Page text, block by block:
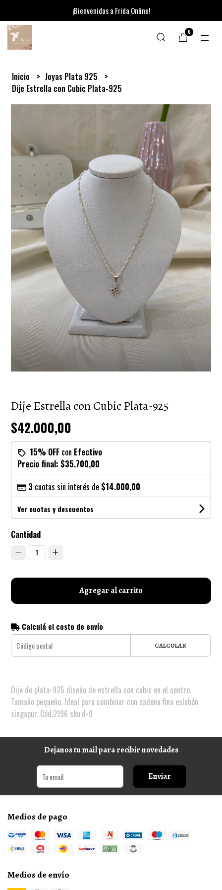
¡Bienvenidas a Frida Online!
0
Inicio
Joyas Plata 925
Dije Estrella con Cubic Plata-925
Dije Estrella con Cubic Plata-925
$42.000,00
15% OFF con Efectivo
Precio final: $35.700,00
3 cuotas sin interés de $14.000,00
Ver cuotas y descuentos
Cantidad
1
Agregar al carrito
Calculá el costo de envío
CALCULAR
Dije de plata-925 diseño de estrella con cubic en el centro.
Tamaño pequeño. Ideal para combinar con cadena fina eslabón
singapur. Cód.2196 sku:d-9
Dejanos tu mail para recibir novedades
Enviar
Medios de pago
Medios de envío